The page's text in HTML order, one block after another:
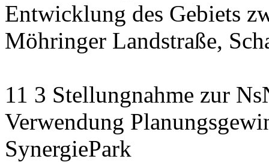
Entwicklung des Gebiets
Möhringer Landstraße,
11 3 Stellungnahme zur
Verwendung
SynergiePark